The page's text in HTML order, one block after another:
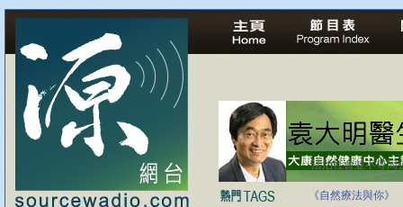
法治社會並不等同
自家教育合法化-
《自然療法與你》